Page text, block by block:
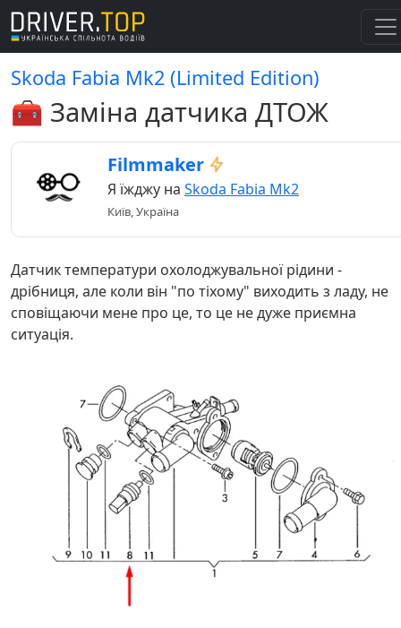
Skoda Fabia Mk2 (Limited Edition)
🧰 Заміна датчика ДТОЖ
Filmmaker
Я їжджу на Skoda Fabia Mk2
Київ, Україна
Датчик температури охолоджувальної рідини -
дрібниця, але коли він "по тіхому" виходить з ладу, не
сповіщаючи мене про це, то це не дуже приємна
ситуація.